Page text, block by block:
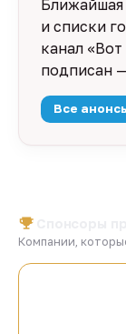
Ближайшая
и списки
канал
подписан
Все
Компании,